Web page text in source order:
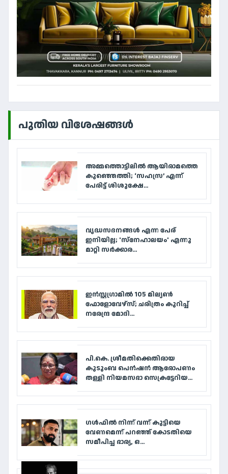
പുതിയ വിശേഷങ്ങൾ
അമ്മത്തൊട്ടിലിൽ ആയിരാമത്തെ
കുഞ്ഞെത്തി; ‘സഹസ്ര’ എന്ന്
പേരിട്ട് ശിശുക്ഷേ...
വൃദ്ധസദനങ്ങള്‍ എന്ന പേര്
ഇനിയില്ല; 'സ്‌നേഹാലയം' എന്നു
മാറ്റി സര്‍ക്കാര...
ഇൻസ്റ്റഗ്രാമിൽ 105 മില്യൺ
ഫോളോവേഴ്‌സ്; ചരിത്രം കുറിച്ച്
നരേന്ദ്ര മോദി...
പി.കെ. ശ്രീമതിക്കെതിരായ
കുടുംബ പെൻഷൻ ആരോപണം
തള്ളി നിയമസഭാ സെക്രട്ടേറിയ...
ഗൾഫിൽ നിന്ന് വന്ന് കുട്ടിയെ
വേണമെന്ന് പറഞ്ഞ് കോടതിയെ
സമീപിച്ച ഭാര്യ, ഒ...